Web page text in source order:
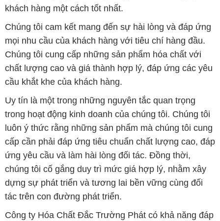
chất lượng cao và giá thành hợp lý, đáp ứng các yêu
cầu khắt khe của khách hàng.
Uy tín là một trong những nguyên tắc quan trọng
trong hoạt động kinh doanh của chúng tôi. Chúng tôi
luôn ý thức rằng những sản phẩm mà chúng tôi cung
cấp cần phải đáp ứng tiêu chuẩn chất lượng cao, đáp
ứng yêu cầu và làm hài lòng đối tác. Đồng thời,
chúng tôi cố gắng duy trì mức giá hợp lý, nhằm xây
dựng sự phát triển và tương lai bền vững cùng đối
tác trên con đường phát triển.
Công ty Hóa Chất Đắc Trường Phát có khả năng đáp
ứng đa dạng các nhu cầu về hóa chất, phục vụ cho
tất cả các ngành nghề và lĩnh vực sản xuất tại TP. Hồ
Chí Minh. Sứ mệnh của chúng tôi là cung cấp và
phân phối những sản phẩm hóa chất đáng tin cậy,